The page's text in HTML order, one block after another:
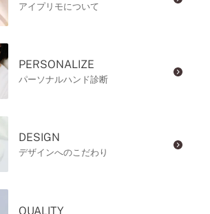
アイプリモについて
PERSONALIZE
パーソナルハンド診断
DESIGN
デザインへのこだわり
QUALITY